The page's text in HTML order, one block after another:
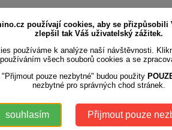
používají cookies, aby se přizpůsobili
zlepšil tak Váš uživatelský zážitek.
používáme k analýze naší návštěvnosti.
všech souborů cookies a se
pouze nezbytné" budou použity
nezbytné pro správných chod stránek.
souhlasím Přijmout pouze